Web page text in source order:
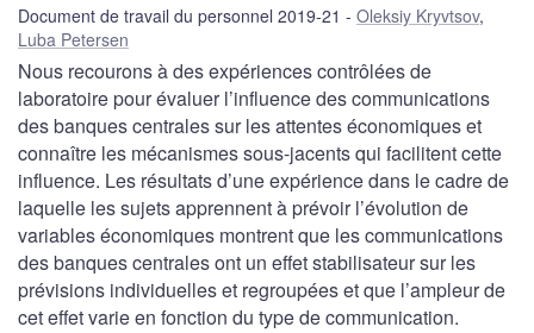
Document de travail du personnel 2019-21 Oleksiy Kryvtsov,
Luba Petersen
Nous recourons à des expériences contrôlées de
laboratoire pour évaluer l’influence des communications
des banques centrales sur les attentes économiques et
connaître les mécanismes sous-jacents qui facilitent cette
influence. Les résultats d’une expérience dans le cadre de
laquelle les sujets apprennent à prévoir l’évolution de
variables économiques montrent que les communications
des banques centrales ont un effet stabilisateur sur les
prévisions individuelles et regroupées et que l’ampleur de
cet effet varie en fonction du type de communication.